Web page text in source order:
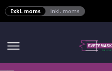
Exkl. moms Inkl. moms
VISA VARUKORGEN